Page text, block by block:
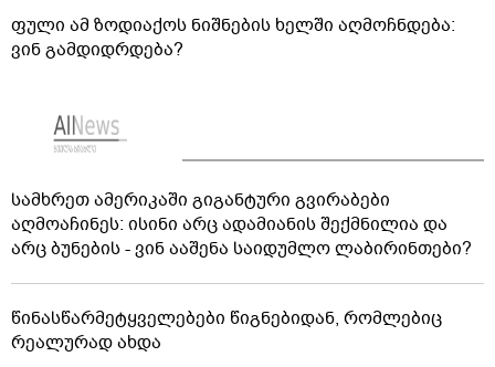
ფული ამ ზოდიაქოს ნიშნების ხელში აღმოჩნდება:
ვინ გამდიდრდება?
სამხრეთ ამერიკაში გიგანტური გვირაბები
აღმოაჩინეს: ისინი არც ადამიანის შექმნილია და
არც ბუნების - ვინ ააშენა საიდუმლო ლაბირინთები?
წინასწარმეტყველებები წიგნებიდან, რომლებიც
რეალურად ახდა